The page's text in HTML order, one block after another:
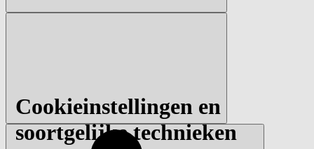
Cookieinstellingen en
soortgelijke technieken